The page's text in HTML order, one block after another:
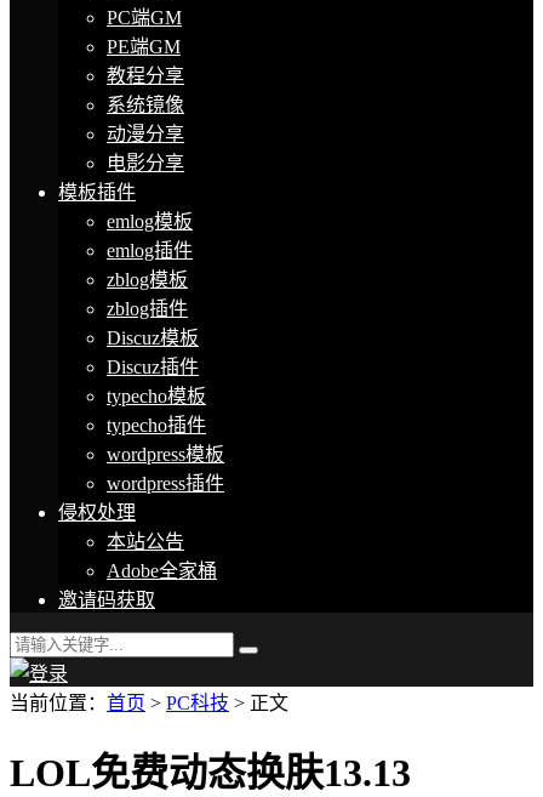
PC端GM
PE端GM
教程分享
系统镜像
动漫分享
电影分享
模板插件
emlog模板
emlog插件
zblog模板
zblog插件
Discuz模板
Discuz插件
typecho模板
typecho插件
wordpress模板
wordpress插件
侵权处理
本站公告
Adobe全家桶
邀请码获取
当前位置： 首页 > PC科技 > 正文
LOL免费动态换肤13.13